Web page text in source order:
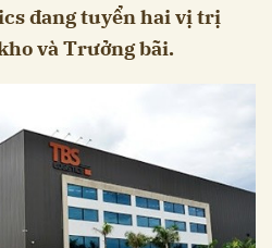
đang tuyển hai vị trị
và Trưởng bãi.